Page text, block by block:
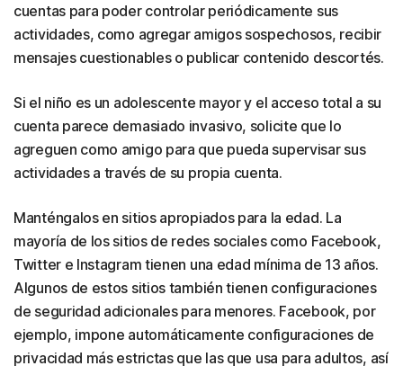
cuentas para poder controlar periódicamente sus
actividades, como agregar amigos sospechosos, recibir
mensajes cuestionables o publicar contenido descortés.
Si el niño es un adolescente mayor y el acceso total a su
cuenta parece demasiado invasivo, solicite que lo
agreguen como amigo para que pueda supervisar sus
actividades a través de su propia cuenta.
Manténgalos en sitios apropiados para la edad. La
mayoría de los sitios de redes sociales como Facebook,
Twitter e Instagram tienen una edad mínima de 13 años.
Algunos de estos sitios también tienen configuraciones
de seguridad adicionales para menores. Facebook, por
ejemplo, impone automáticamente configuraciones de
privacidad más estrictas que las que usa para adultos, así